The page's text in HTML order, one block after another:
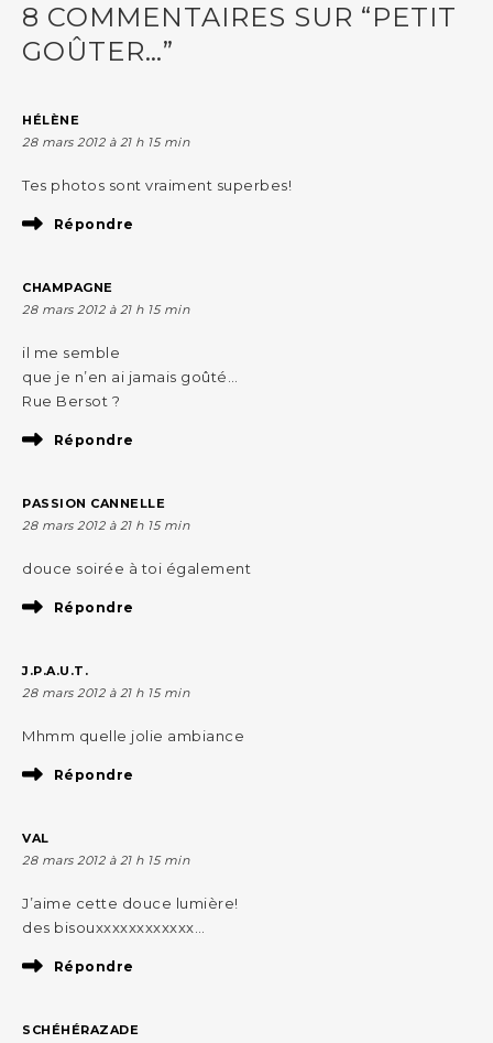
8 COMMENTAIRES SUR “PETIT
GOÛTER…”
HÉLÈNE
28 mars 2012 à 21 h 15 min
Tes photos sont vraiment superbes!
Répondre
CHAMPAGNE
28 mars 2012 à 21 h 15 min
il me semble
que je n’en ai jamais goûté…
Rue Bersot ?
Répondre
PASSION CANNELLE
28 mars 2012 à 21 h 15 min
douce soirée à toi également
Répondre
J.P.A.U.T.
28 mars 2012 à 21 h 15 min
Mhmm quelle jolie ambiance
Répondre
VAL
28 mars 2012 à 21 h 15 min
J’aime cette douce lumière!
des bisouxxxxxxxxxxxx…
Répondre
SCHÉHÉRAZADE